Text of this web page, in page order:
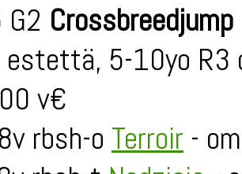
Crossbreedjump
5-10yo
v€
rbsh-o Terroir -